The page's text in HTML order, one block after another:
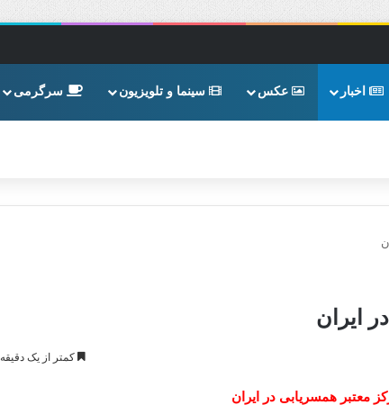
اخبار عکس سینما و تلویزیون سرگرمی
ایران
کمتر از یک دقیقه
معتبر همسریابی در ایران